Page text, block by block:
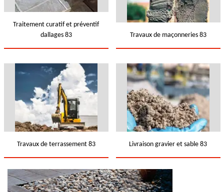
Traitement curatif et préventif
dallages 83
Travaux de maçonneries 83
Travaux de terrassement 83 Livraison gravier et sable 83